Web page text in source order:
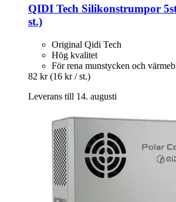
QIDI Tech Silikonstrumpor
st.)
Original Qidi Tech
Hög kvalitet
För rena munstycken och
82 kr (16 kr / st.)
Leverans till 14. augusti